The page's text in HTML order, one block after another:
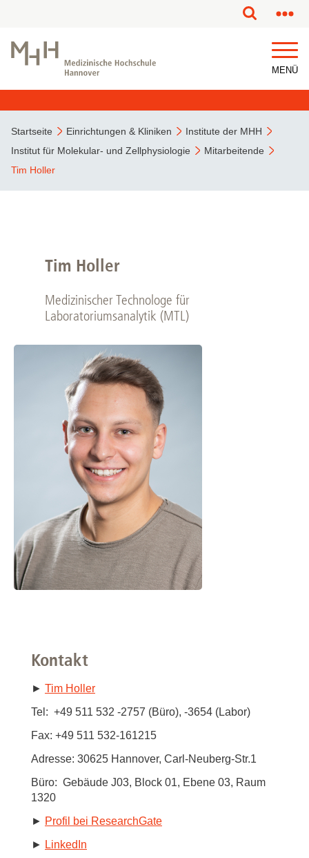
MENÜ
Startseite Einrichtungen & Kliniken
Institute der MHH
Institut für Molekular- und Zellphysiologie
Mitarbeitende
Tim Holler
Tim Holler
Medizinischer Technologe für
Laboratoriumsanalytik (MTL)
Kontakt
► Tim Holler
Tel: +49 511 532 -2757 (Büro), -3654 (Labor)
Fax: +49 511 532-161215
Adresse: 30625 Hannover, Carl-Neuberg-Str.1
Büro: Gebäude J03, Block 01, Ebene 03, Raum
1320
► Profil bei ResearchGate
► LinkedIn